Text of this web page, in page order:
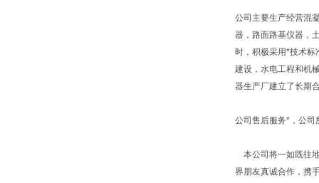
公司主要生产经营混
器，路面路基仪器，
时，积极采用*技术
建设，水电工程和机
器生产厂建立了长期
公司售后服务*，公司
本公司将一如既往
界朋友真诚合作，携